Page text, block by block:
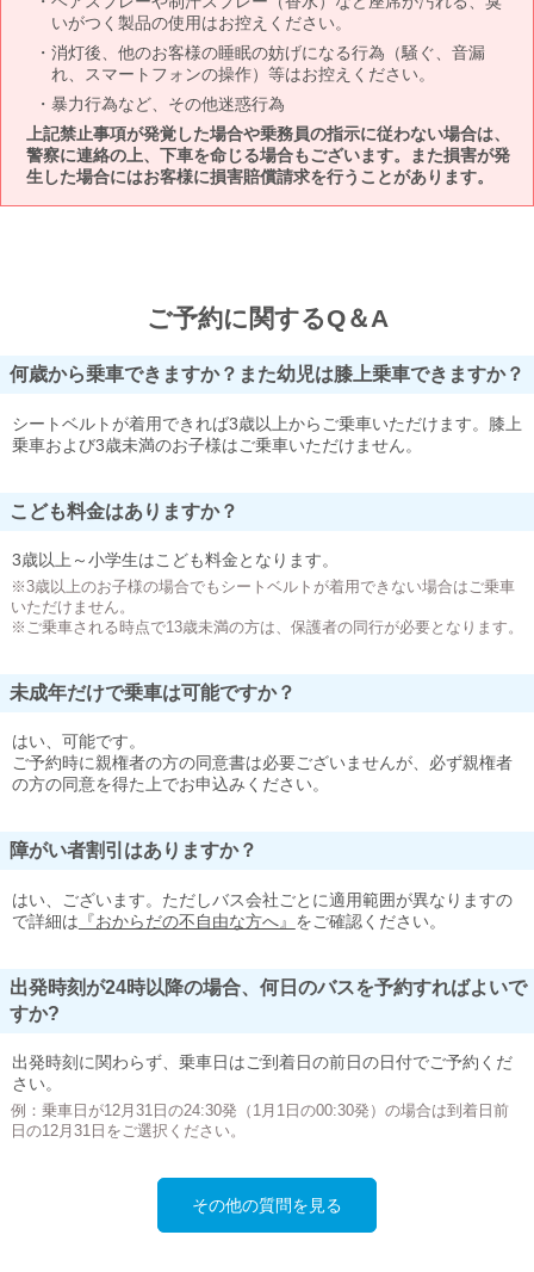
いがつく製品の使用はお控えください。
消灯後、他のお客様の睡眠の妨げになる行為（騒ぐ、音漏
れ、スマートフォンの操作）等はお控えください。
暴力行為など、その他迷惑行為
上記禁止事項が発覚した場合や乗務員の指示に従わない場合は、
警察に連絡の上、下車を命じる場合もございます。また損害が発
生した場合にはお客様に損害賠償請求を行うことがあります。
ご予約に関するQ＆A
何歳から乗車できますか？また幼児は膝上乗車できますか？
シートベルトが着用できれば3歳以上からご乗車いただけます。膝上
乗車および3歳未満のお子様はご乗車いただけません。
こども料金はありますか？
3歳以上～小学生はこども料金となります。
※3歳以上のお子様の場合でもシートベルトが着用できない場合はご乗車
いただけません。
※ご乗車される時点で13歳未満の方は、保護者の同行が必要となります。
未成年だけで乗車は可能ですか？
はい、可能です。
ご予約時に親権者の方の同意書は必要ございませんが、必ず親権者
の方の同意を得た上でお申込みください。
障がい者割引はありますか？
はい、ございます。ただしバス会社ごとに適用範囲が異なりますの
で詳細は 『おからだの不自由な方へ』 をご確認ください。
出発時刻が24時以降の場合、何日のバスを予約すればよいで
すか?
出発時刻に関わらず、乗車日はご到着日の前日の日付でご予約くだ
さい。
例：乗車日が12月31日の24:30発（1月1日の00:30発）の場合は到着日前
日の12月31日をご選択ください。
その他の質問を見る